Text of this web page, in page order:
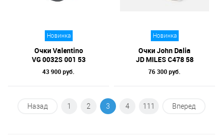
Новинка
Очки Valentino
VG 0032S 001 53
43 900 руб.
Новинка
Очки John Dalia
JD MILES C478 58
76 300 руб.
Назад 1 2 3 4 111 Вперед